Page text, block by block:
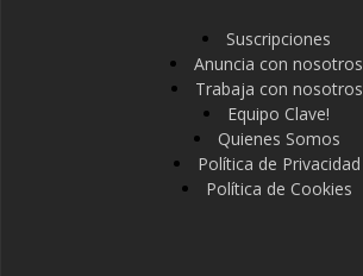
Suscripciones
Anuncia con nosotros
Trabaja con nosotros
Equipo Clave!
Quienes Somos
Política de Privacidad
Política de Cookies